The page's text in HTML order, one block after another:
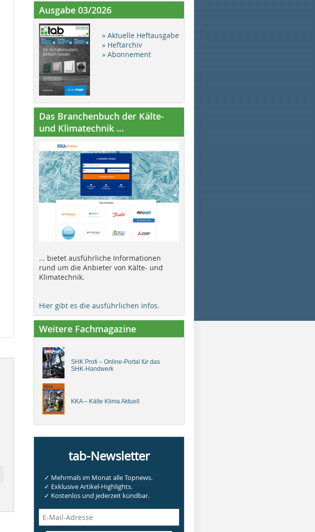
Ausgabe 03/2026
» Aktuelle Heftausgabe
» Heftarchiv
» Abonnement
Das Branchenbuch der Kälte-
und Klimatechnik ...
... bietet ausführliche Informationen
rund um die Anbieter von Kälte- und
Klimatechnik.
Hier gibt es die ausführlichen Infos.
Weitere Fachmagazine
SHK Profi – Online-Portal für das
SHK-Handwerk
KKA – Kälte Klima Aktuell
tab-Newsletter
✓ Mehrmals im Monat alle Topnews.
✓ Exklusive Artikel-Highlights.
✓ Kostenlos und jederzeit kündbar.